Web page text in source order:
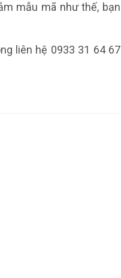
mẫu mã như thế, bạn
liên hệ 0933 31 64 67